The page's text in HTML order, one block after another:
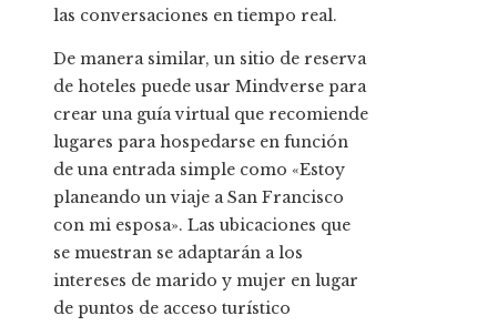
las conversaciones en tiempo real.
De manera similar, un sitio de reserva
de hoteles puede usar Mindverse para
crear una guía virtual que recomiende
lugares para hospedarse en función
de una entrada simple como «Estoy
planeando un viaje a San Francisco
con mi esposa». Las ubicaciones que
se muestran se adaptarán a los
intereses de marido y mujer en lugar
de puntos de acceso turístico